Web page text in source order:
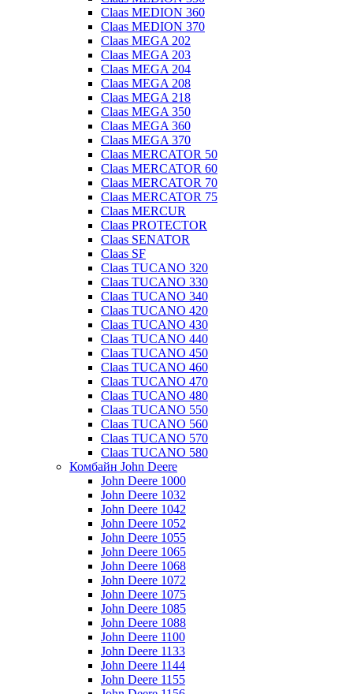
Claas MEDION 360
Claas MEDION 370
Claas MEGA 202
Claas MEGA 203
Claas MEGA 204
Claas MEGA 208
Claas MEGA 218
Claas MEGA 350
Claas MEGA 360
Claas MEGA 370
Claas MERCATOR 50
Claas MERCATOR 60
Claas MERCATOR 70
Claas MERCATOR 75
Claas MERCUR
Claas PROTECTOR
Claas SENATOR
Claas SF
Claas TUCANO 320
Claas TUCANO 330
Claas TUCANO 340
Claas TUCANO 420
Claas TUCANO 430
Claas TUCANO 440
Claas TUCANO 450
Claas TUCANO 460
Claas TUCANO 470
Claas TUCANO 480
Claas TUCANO 550
Claas TUCANO 560
Claas TUCANO 570
Claas TUCANO 580
Комбайн John Deere
John Deere 1000
John Deere 1032
John Deere 1042
John Deere 1052
John Deere 1055
John Deere 1065
John Deere 1068
John Deere 1072
John Deere 1075
John Deere 1085
John Deere 1088
John Deere 1100
John Deere 1133
John Deere 1144
John Deere 1155